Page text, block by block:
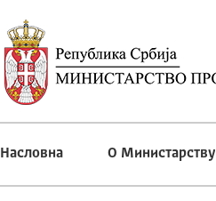
Насловна О Министарству